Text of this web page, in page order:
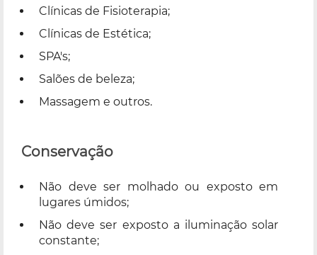
Clínicas de Fisioterapia;
Clínicas de Estética;
SPA's;
Salões de beleza;
Massagem e outros.
Conservação
Não deve ser molhado ou exposto em
lugares úmidos;
Não deve ser exposto a iluminação solar
constante;